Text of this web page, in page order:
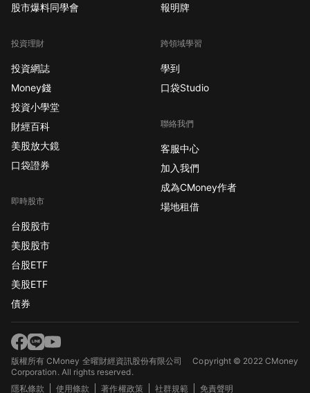
股市爆料同學會
投資理財
投資網誌
Money錢
投資小學堂
財經百科
美股放大鏡
口袋證券
即時股市
台股股市
美股股市
台股ETF
美股ETF
債券
報明牌
跨領域學習
學到
口袋Studio
聯絡我們
客服中心
加入我們
成為CMoney作者
場地租借
版權所有 CMoney 全曜財經資訊股份有限公司Copyright © 2022 CMoney
Corporation. All rights reserved.
隱私條款
使用條款 著作權政策 社群規範 免責聲明